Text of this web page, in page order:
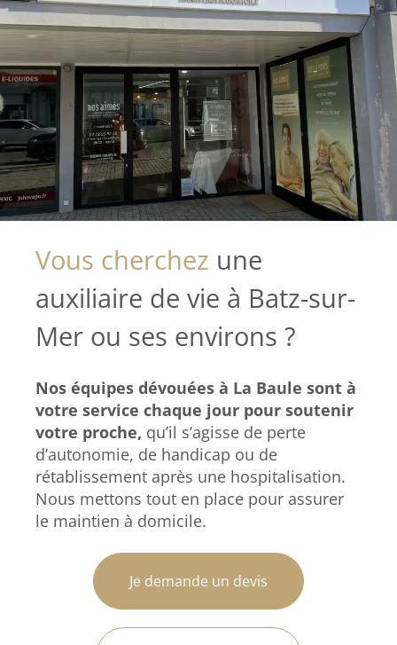
Vous cherchez une
auxiliaire de vie à Batz-sur-
Mer ou ses environs ?
Nos équipes dévouées à La Baule sont à
votre service chaque jour pour soutenir
votre proche, qu’il s’agisse de perte
d’autonomie, de handicap ou de
rétablissement après une hospitalisation.
Nous mettons tout en place pour assurer
le maintien à domicile.
Je demande un devis